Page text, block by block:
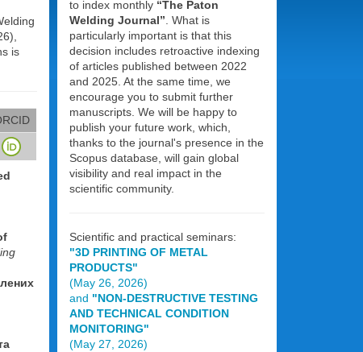
is
to index monthly “The Paton
Welding Journal” . What is
particularly important is that this
decision includes retroactive indexing
of articles published between 2022
and 2025. At the same time, we
encourage you to submit further
manuscripts. We will be happy to
publish your future work, which,
thanks to the journal's presence in the
Scopus database, will gain global
visibility and real impact in the
scientific community.
Scientific and practical seminars:
"3D PRINTING OF METAL
PRODUCTS"
(May 26, 2026)
and "NON-DESTRUCTIVE TESTING
AND TECHNICAL CONDITION
MONITORING"
(May 27, 2026)